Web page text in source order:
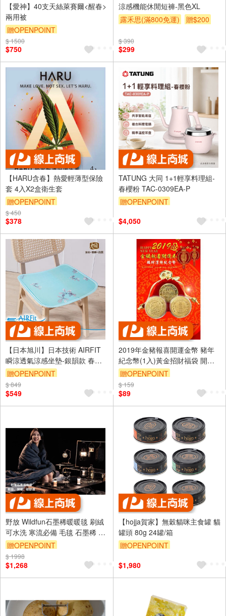
【愛神】40支天絲萊賽爾<醒春>
兩用被
贈OPENPOINT
$ 1500
$750
涼感機能休閒短褲-黑色XL
露禾思(滿800免運)
贈$200
$ 390
$299
【HARU含春】熱愛輕薄型保險
套 4入X2盒衛生套
贈OPENPOINT
$ 450
$378
TATUNG 大同 1+1輕享料理組-
春櫻粉 TAC-0309EA-P
贈OPENPOINT
$4,050
【日本旭川】日本技術 AIRFIT
瞬涼透氣涼感坐墊-銀韻款 春夏
新色 空氣纖維 辦公室坐墊 透氣
坐墊 屁痘 減壓支撐
贈OPENPOINT
訂單滿999享9折
$ 849
$549
2019年金豬報喜開運金幣 豬年
紀念幣(1入)黃金招財福袋 開運
小物 浮雕質感 春節過年吊飾贈
禮
贈OPENPOINT
$ 159
$89
野放 Wildfun石墨稀暖暖毯 刷絨
可水洗 寒流必備 毛毯 石墨稀 露
營
贈OPENPOINT
$ 1998
$1,268
【hojja賀家】無穀貓咪主食罐 貓
罐頭 80g 24罐/箱
贈OPENPOINT
$1,980